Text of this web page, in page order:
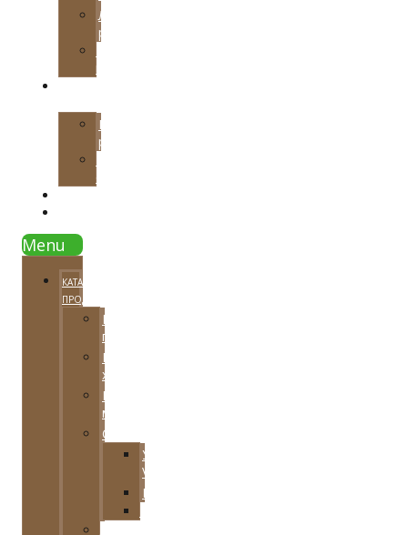
Локальная
реставрация
планы
Примеры
работ
Menu
КАТАЛОГ
ПРОДУКЦИИ
Напольные
покрытия
Паркетная
химия
Расходный
материал
Оборудование
Увлажнители
Venta
Клининговое
Для